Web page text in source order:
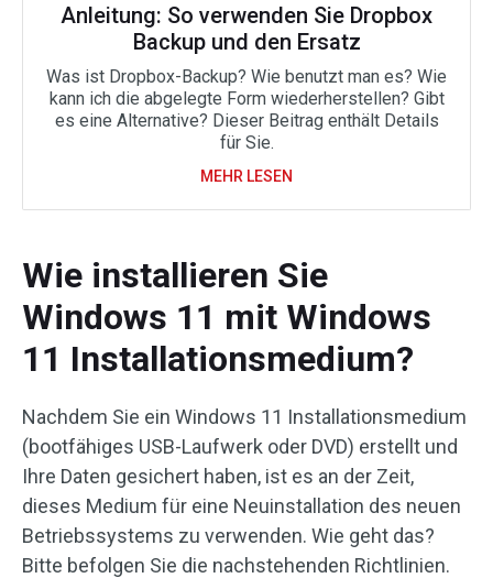
Anleitung: So verwenden Sie Dropbox
Backup und den Ersatz
Was ist Dropbox-Backup? Wie benutzt man es? Wie
kann ich die abgelegte Form wiederherstellen? Gibt
es eine Alternative? Dieser Beitrag enthält Details
für Sie.
MEHR LESEN
Wie installieren Sie
Windows 11 mit Windows
11 Installationsmedium?
Nachdem Sie ein Windows 11 Installationsmedium
(bootfähiges USB-Laufwerk oder DVD) erstellt und
Ihre Daten gesichert haben, ist es an der Zeit,
dieses Medium für eine Neuinstallation des neuen
Betriebssystems zu verwenden. Wie geht das?
Bitte befolgen Sie die nachstehenden Richtlinien.